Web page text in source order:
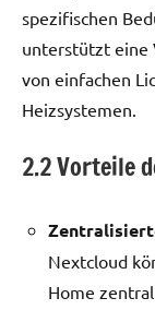
spezifischen
unterstützt eine
von einfachen
Heizsystemen.
2.2 Vorteile
Nextcloud
Home